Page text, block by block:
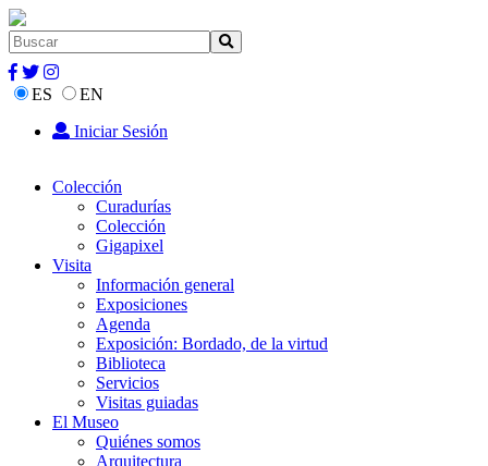
ES
EN
Iniciar Sesión
Colección
Curadurías
Colección
Gigapixel
Visita
Información general
Exposiciones
Agenda
Exposición: Bordado, de la virtud
Biblioteca
Servicios
Visitas guiadas
El Museo
Quiénes somos
Arquitectura